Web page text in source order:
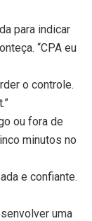
para indicar
“CPA eu
o controle.
ou fora de
minutos no
e confiante.
uma